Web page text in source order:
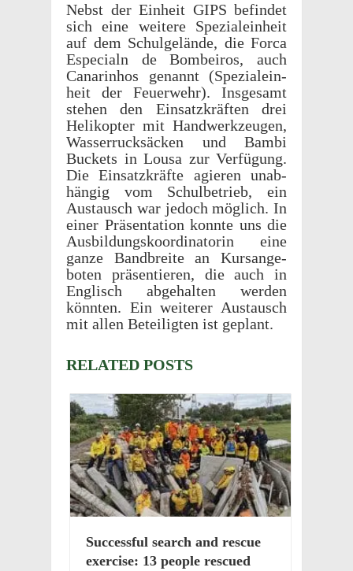
Nebst der Einheit GIPS befindet
sich eine weit­ere Spezialein­heit
auf dem Schul­gelände, die Forca
Espe­cialn de Bombeiros, auch
Canarin­hos genannt (Spezialein­
heit der Feuer­wehr). Insge­samt
stehen den Einsatzkräften drei
Helikopter mit Handw­erkzeu­gen,
Wasser­ruck­säcken und Bambi
Buck­ets in Lousa zur Verfü­gung.
Die Einsatzkräfte agieren unab­
hängig vom Schul­be­trieb, ein
Austausch war jedoch möglich. In
einer Präsen­ta­tion konnte uns die
Ausbil­dungsko­or­di­na­torin eine
ganze Band­bre­ite an Kursange­
boten präsen­tieren, die auch in
Englisch abge­hal­ten werden
könnten. Ein weit­erer Austausch
mit allen Beteiligten ist geplant.
RELATED POSTS
Success­ful search and rescue
exer­cise: 13 people rescued